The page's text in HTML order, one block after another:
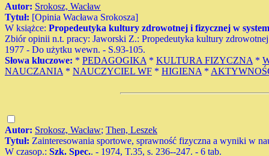
Autor: Srokosz, Wacław
Tytuł: [Opinia Wacława Srokosza]
W książce: Propedeutyka kultury zdrowotnej i fizycznej w
Zbiór opinii n.t. pracy: Jaworski Z.: Propedeutyka kultury
1977 - Do użytku wewn. - S.93-105.
Słowa kluczowe: * PEDAGOGIKA * KULTURA FIZYCZNA *
NAUCZANIA * NAUCZYCIEL WF * HIGIENA *
Autor: Srokosz, Wacław; Then, Leszek
Tytuł: Zainteresowania sportowe, sprawność fizyczna a wyniki w
W czasop.: Szk. Spec.. - 1974, T.35, s. 236--247. - 6 tab.